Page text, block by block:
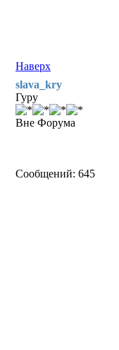
Наверх
slava_kry
Гуру
Вне Форума
Сообщений: 645